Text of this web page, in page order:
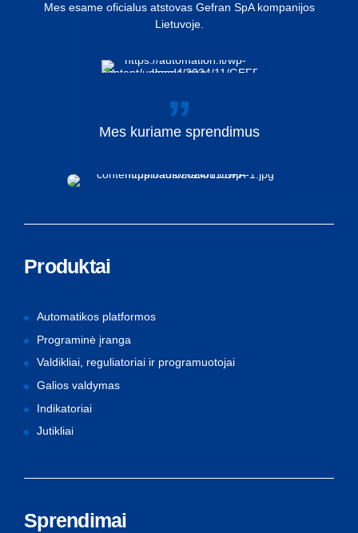
Mes esame oficialus atstovas Gefran SpA kompanijos
Lietuvoje.
Mes kuriame sprendimus
Produktai
Automatikos platformos
Programinė įranga
Valdikliai, reguliatoriai ir programuotojai
Galios valdymas
Indikatoriai
Jutikliai
Sprendimai